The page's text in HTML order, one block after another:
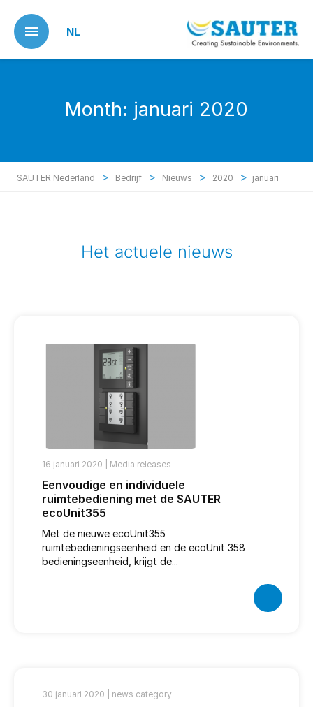
main
content
NL
Month: januari 2020
SAUTER Nederland > Bedrijf > Nieuws > 2020 > januari
Het actuele nieuws
16 januari 2020 | Media releases
Eenvoudige en individuele
ruimtebediening met de SAUTER
ecoUnit355
Met de nieuwe ecoUnit355
ruimtebedieningseenheid en de ecoUnit 358
bedieningseenheid, krijgt de...
30 januari 2020 | news category